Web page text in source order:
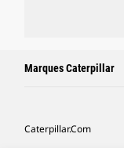
Marques Caterpillar
Caterpillar.com